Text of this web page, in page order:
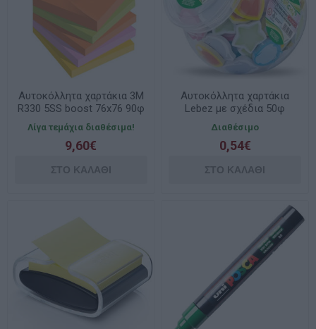
Αυτοκόλλητα χαρτάκια 3M
R330 5SS boost 76x76 90φ
Λίγα τεμάχια διαθέσιμα!
9,60€
Αυτοκόλλητα χαρτάκια
Lebez με σχέδια 50φ
assorts 14221722
Διαθέσιμο
0,54€